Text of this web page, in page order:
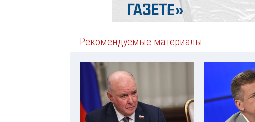
Рекомендуемые материалы